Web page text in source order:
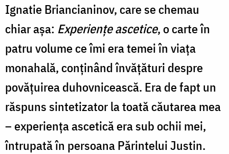
Ignatie Briancianinov, care se chemau
chiar așa: Experiențe ascetice, o carte în
patru volume ce îmi era temei în viața
monahală, conținând învățături despre
povățuirea duhovnicească. Era de fapt un
răspuns sintetizator la toată căutarea mea
– experiența ascetică era sub ochii mei,
întrupată în persoana Părintelui Justin.